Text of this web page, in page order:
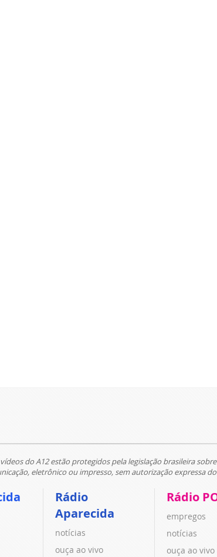
do A12 estão protegidos pela legislação brasileira
eletrônico ou impresso, sem autorização expressa
Rádio
Aparecida
notícias
ouça ao vivo
Rádio
empregos
notícias
ouça ao vivo